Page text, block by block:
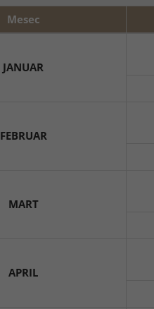
Mesec
JANUAR
FEBRUAR
MART
APRIL